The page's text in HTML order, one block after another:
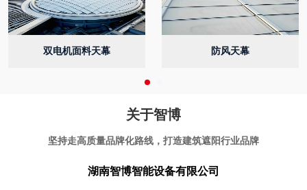
统
阳
系
统
系
统
系
统
叶
系
系
料
产
双电机面料天幕 防风天幕
关于智博
坚持走高质量品牌化路线，打造建筑遮阳行业品牌
湖南智博智能设备有限公司